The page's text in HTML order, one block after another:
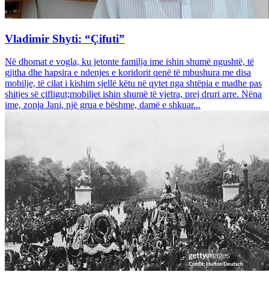
Vladimir Shyti: “Çifuti”
Në dhomat e vogla, ku jetonte familja ime ishin shumë ngushtë, të
gjitha dhe hapsira e ndenjes e koridorit qenë të mbushura me disa
mobilje, të cilat i kishim sjellë këtu në qytet nga shtëpia e madhe pas
shitjes së çifligut;mobiljet ishin shumë të vjetra, prej druri arre. Nëna
ime, zonja Jani, një grua e bëshme, damë e shkuar...